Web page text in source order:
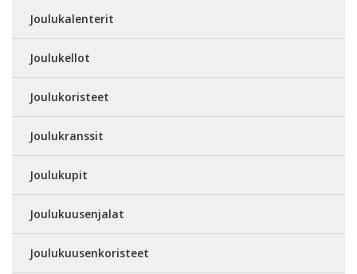
Joulukalenterit
Joulukellot
Joulukoristeet
Joulukranssit
Joulukupit
Joulukuusenjalat
Joulukuusenkoristeet